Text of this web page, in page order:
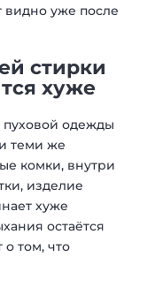
видно уже после
стирки
хуже
одежды
теми же
комки, внутри
изделие
хуже
остаётся
том, что